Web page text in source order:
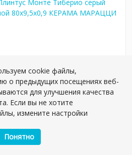
Монте Тиберио серый
80x9,5x0,9
cookie файлы,
о предыдущих посещениях веб-
для улучшения качества
Если вы не хотите
измените настройки
Понятно